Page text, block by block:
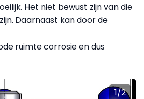
Het niet bewust zijn van die
Daarnaast kan door de
ruimte corrosie en dus
1/2